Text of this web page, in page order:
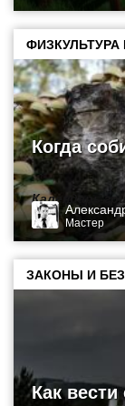
ФИЗКУЛЬТУРА
Когда
Календарь
Мастер
ЗАКОНЫ И
Как